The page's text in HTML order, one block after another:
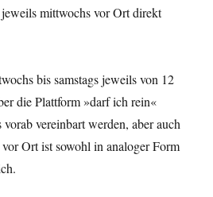
mittwochs vor Ort direkt
bis samstags jeweils von 12
die Plattform »darf ich rein«
vereinbart werden, aber auch
Ort ist sowohl in analoger Form